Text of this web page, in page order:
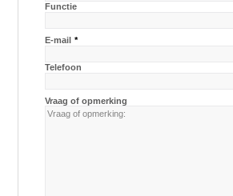
Functie
*
E-mail
Telefoon
Vraag of opmerking